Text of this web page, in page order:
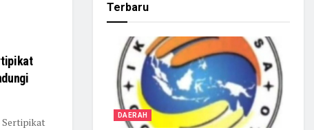
Sertipikat
Terbaru
DAERAH